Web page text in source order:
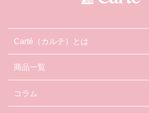
Carté（カルテ）とは
商品一覧
コラム